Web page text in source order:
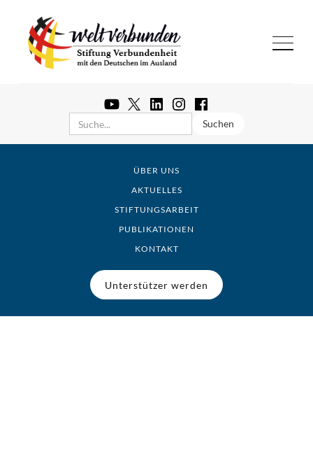
ÜBER UNS
AKTUELLES
STIFTUNGSARBEIT
PUBLIKATIONEN
KONTAKT
Unterstützer werden